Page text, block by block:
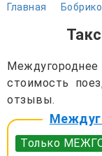
Главная
стоимость
отзывы.
Только